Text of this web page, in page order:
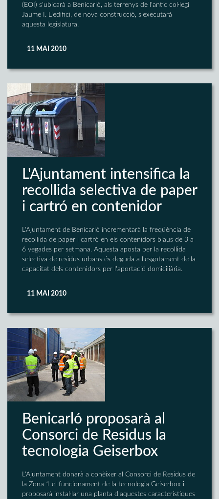
(EOI) s'ubicarà a Benicarló, als terrenys de l'antic col·legi
Jaume I. L'edifici, de nova construcció, s'executarà
aquesta legislatura.
11 MAI 2010
L'Ajuntament intensifica la
recollida selectiva de paper
i cartró en contenidor
L'Ajuntament de Benicarló incrementarà la freqüència de
recollida de paper i cartró en els contenidors blaus de 3 a
6 vegades per setmana. Aquesta aposta per la recollida
selectiva de residus urbans és deguda a l'esgotament de la
capacitat dels contenidors per l'aportació domiciliària.
11 MAI 2010
Benicarló proposarà al
Consorci de Residus la
tecnologia Geiserbox
L'Ajuntament donarà a conèixer al Consorci de Residus de
la Zona 1 el funcionament de la tecnologia Geiserbox i
proposarà instal·lar una planta d'aquestes característiques